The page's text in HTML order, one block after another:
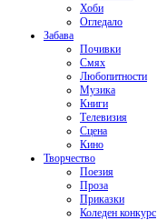
Хоби
Огледало
Забава
Почивки
Смях
Любопитности
Музика
Книги
Телевизия
Сцена
Кино
Творчество
Поезия
Проза
Приказки
Коледен конкурс